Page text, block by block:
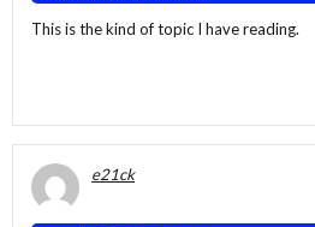
This is the kind of topic I have reading.
e21ck